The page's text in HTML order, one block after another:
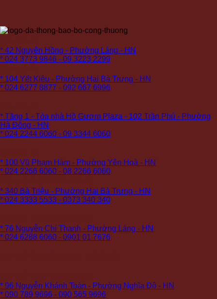
* 42 Nguyên Hồng - Phường Láng - HN
* 024 3773 9846 - 09 3223 2299
* 104 Yết Kiêu - Phường Hai Bà Trưng - HN
* 024 6277 8877 - 092 667 6996
* Tầng 1 - Tòa nhà Hồ Gươm Plaza - 102 Trần Phú - Phường
Hà Đông - HN
* 024 2244 6060 - 09 3344 6060
* 100 Vũ Phạm Hàm - Phường Yên Hoà - HN
* 024 2266 6060 - 08 2266 6060
* 340 Bà Triệu - Phường Hai Bà Trưng - HN
* 024 3333 5533 - 0373 340 340
* 76 Nguyễn Chí Thanh - Phường Láng - HN
* 024 6288 6060 - 0901 01 7676
* 96 Nguyễn Khánh Toàn - Phường Nghĩa Đô - HN
* 090 789 9696 - 090 565 9696